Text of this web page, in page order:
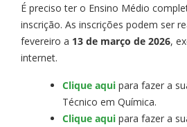
É preciso ter o Ensino Médio
inscrição. As inscrições podem ser
fevereiro a 13 de março de 2026,
internet.
Clique aqui para fazer a
Técnico em Química.
Clique aqui para fazer a